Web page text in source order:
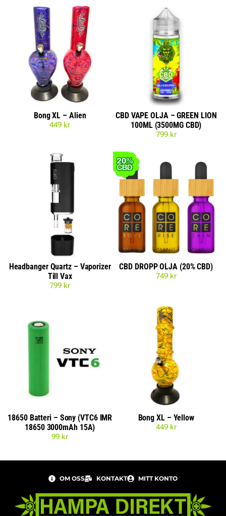
Bong XL – Alien
449 kr
CBD VAPE OLJA – GREEN LION
100ML (3500MG CBD)
799 kr
Headbanger Quartz – Vaporizer
Till Vax
799 kr
CBD DROPP OLJA (20% CBD)
749 kr
18650 Batteri – Sony (VTC6 IMR
18650 3000mAh 15A)
99 kr
Bong XL – Yellow
449 kr
OM OSS KONTAKT MITT KONTO